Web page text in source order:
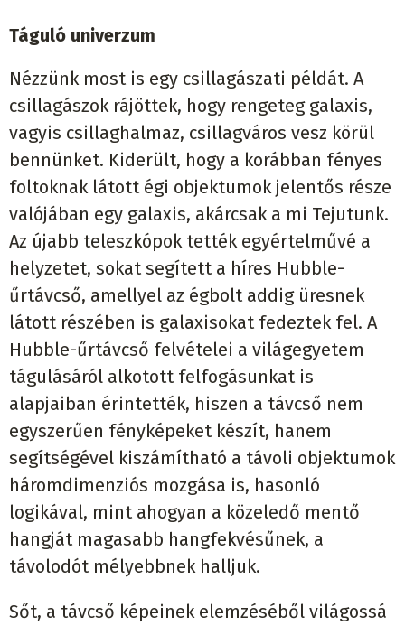
Táguló univerzum
Nézzünk most is egy csillagászati példát. A
csillagászok rájöttek, hogy rengeteg galaxis,
vagyis csillaghalmaz, csillagváros vesz körül
bennünket. Kiderült, hogy a korábban fényes
foltoknak látott égi objektumok jelentős része
valójában egy galaxis, akárcsak a mi Tejutunk.
Az újabb teleszkópok tették egyértelművé a
helyzetet, sokat segített a híres Hubble-
űrtávcső, amellyel az égbolt addig üresnek
látott részében is galaxisokat fedeztek fel. A
Hubble-űrtávcső felvételei a világegyetem
tágulásáról alkotott felfogásunkat is
alapjaiban érintették, hiszen a távcső nem
egyszerűen fényképeket készít, hanem
segítségével kiszámítható a távoli objektumok
háromdimenziós mozgása is, hasonló
logikával, mint ahogyan a közeledő mentő
hangját magasabb hangfekvésűnek, a
távolodót mélyebbnek halljuk.
Sőt, a távcső képeinek elemzéséből világossá